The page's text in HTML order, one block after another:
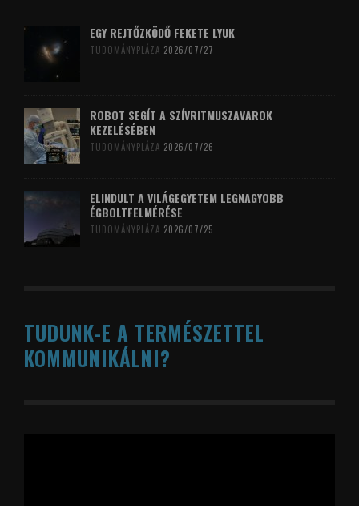
EGY REJTŐZKÖDŐ FEKETE LYUK
TUDOMÁNYPLÁZA 2026/07/27
ROBOT SEGÍT A SZÍVRITMUSZAVAROK
KEZELÉSÉBEN
TUDOMÁNYPLÁZA 2026/07/26
ELINDULT A VILÁGEGYETEM LEGNAGYOBB
ÉGBOLTFELMÉRÉSE
TUDOMÁNYPLÁZA 2026/07/25
TUDUNK-E A TERMÉSZETTEL
KOMMUNIKÁLNI?